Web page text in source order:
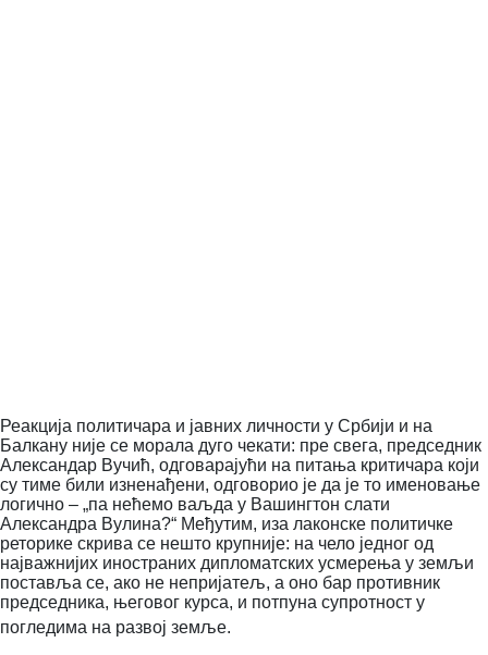
Реакција политичара и јавних личности у Србији и на
Балкану није се морала дуго чекати: пре свега, председник
Александар Вучић, одговарајући на питања критичара који
су тиме били изненађени, одговорио је да је то именовање
логично – „па нећемо ваљда у Вашингтон слати
Александра Вулина?“ Међутим, иза лаконске политичке
реторике скрива се нешто крупније: на чело једног од
најважнијих иностраних дипломатских усмерења у земљи
поставља се, ако не непријатељ, а оно бар противник
председника, његовог курса, и потпуна супротност у
погледима на развој земље.